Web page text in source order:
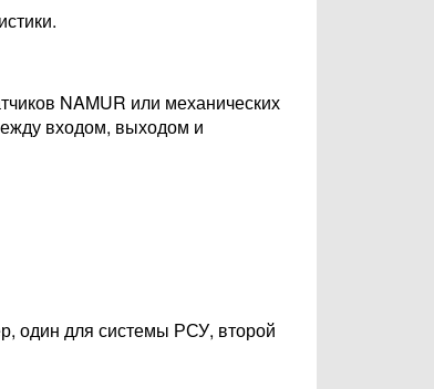
NAMUR или механических
входом, выходом и
один для системы РСУ, второй